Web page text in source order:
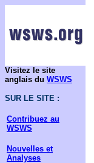
Visitez le site
anglais du WSWS
SUR LE SITE :
Contribuez au
WSWS
Nouvelles et
Analyses